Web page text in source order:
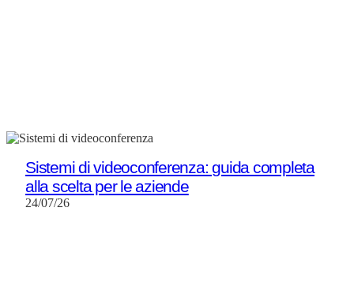
Sistemi di videoconferenza: guida completa
alla scelta per le aziende
24/07/26